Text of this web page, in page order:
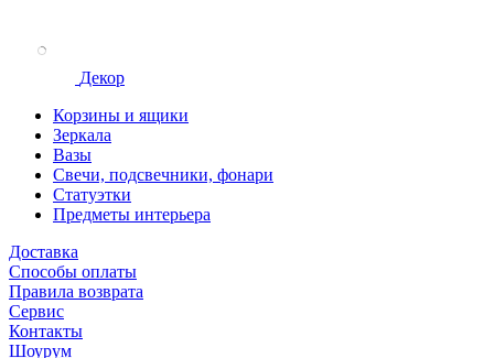
Декор
Корзины и ящики
Зеркала
Вазы
Свечи, подсвечники, фонари
Статуэтки
Предметы интерьера
Доставка
Способы оплаты
Правила возврата
Сервис
Контакты
Шоурум